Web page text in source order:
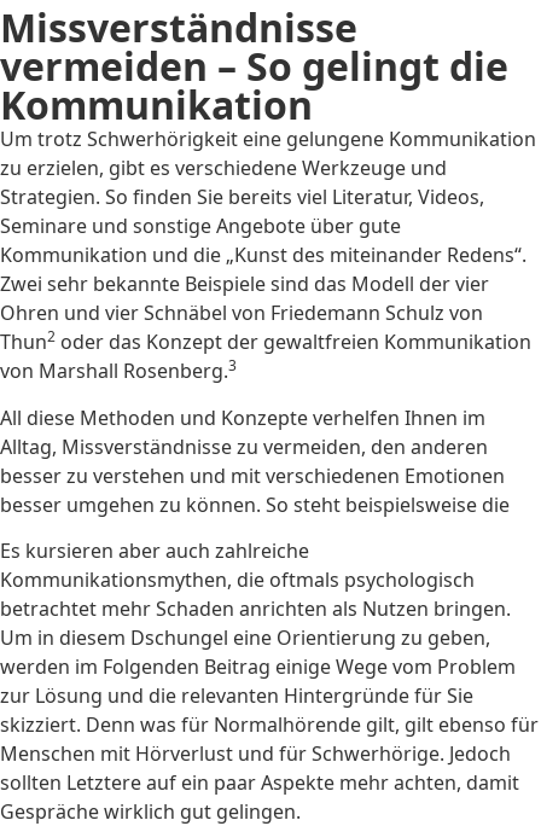
Missverständnisse
vermeiden – So gelingt die
Kommunikation
Um trotz Schwerhörigkeit eine gelungene Kommunikation
zu erzielen, gibt es verschiedene Werkzeuge und
Strategien. So finden Sie bereits viel Literatur, Videos,
Seminare und sonstige Angebote über gute
Kommunikation und die „Kunst des miteinander Redens“.
Zwei sehr bekannte Beispiele sind das Modell der vier
Ohren und vier Schnäbel von Friedemann Schulz von
Thun2 oder das Konzept der gewaltfreien Kommunikation
von Marshall Rosenberg.3
All diese Methoden und Konzepte verhelfen Ihnen im
Alltag, Missverständnisse zu vermeiden, den anderen
besser zu verstehen und mit verschiedenen Emotionen
besser umgehen zu können. So steht beispielsweise die
Es kursieren aber auch zahlreiche
Kommunikationsmythen, die oftmals psychologisch
betrachtet mehr Schaden anrichten als Nutzen bringen.
Um in diesem Dschungel eine Orientierung zu geben,
werden im Folgenden Beitrag einige Wege vom Problem
zur Lösung und die relevanten Hintergründe für Sie
skizziert. Denn was für Normalhörende gilt, gilt ebenso für
Menschen mit Hörverlust und für Schwerhörige. Jedoch
sollten Letztere auf ein paar Aspekte mehr achten, damit
Gespräche wirklich gut gelingen.